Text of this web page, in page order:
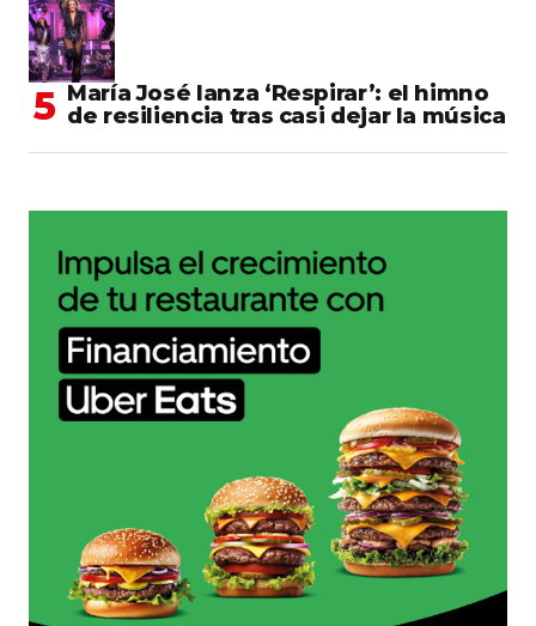
María José lanza ‘Respirar’: el himno
de resiliencia tras casi dejar la música